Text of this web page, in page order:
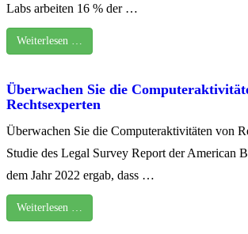
Labs arbeiten 16 % der …
Weiterlesen …
Überwachen Sie die
Rechtsexperten
Überwachen Sie die Computeraktivitäten von
Studie des Legal Survey Report der American
dem Jahr 2022 ergab, dass …
Weiterlesen …